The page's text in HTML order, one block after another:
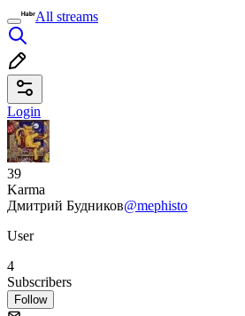
All streams
Login
39
Karma
Дмитрий Будников@mephisto
User
4
Subscribers
Follow